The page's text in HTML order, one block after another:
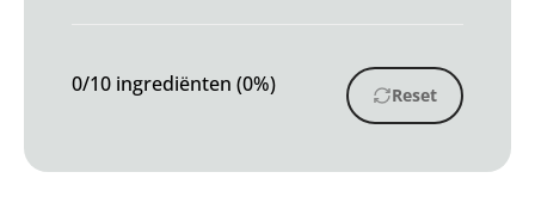
0/10 ingrediënten (0%) Reset